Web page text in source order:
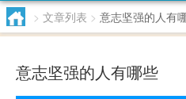
> 文章列表 > 意志坚强的人有
意志坚强的人有哪些